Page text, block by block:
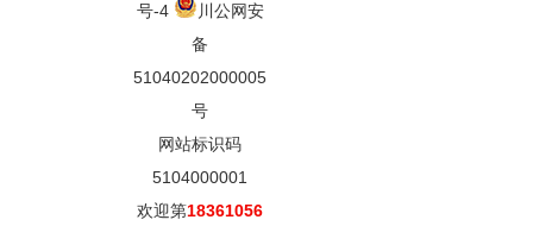
号-4
川公网安
备
51040202000005
号
网站标识码
5104000001
欢迎第18361056